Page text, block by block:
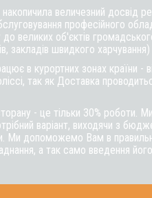
величезний досвід
професійного
великих об'єктів
закладів швидкого харчування)
в курортних зонах країни -
так як Доставка
- це тільки 30% роботи.
варіант, виходячи з
Ми допоможемо Вам в
а так само введення